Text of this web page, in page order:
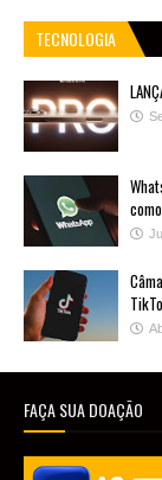
TECNOLOGIA
FAÇA SUA DOAÇÃO